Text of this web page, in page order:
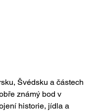
Švédsku a částech
známý bod v
historie, jídla a